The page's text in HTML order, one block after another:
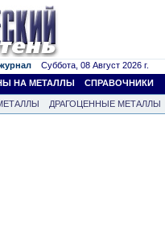
Суббота, 08 Август 2026 г.
НА МЕТАЛЛЫ СПРАВОЧНИКИ
ДРАГОЦЕННЫЕ МЕТАЛЛЫ